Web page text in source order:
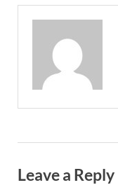
Leave a Reply